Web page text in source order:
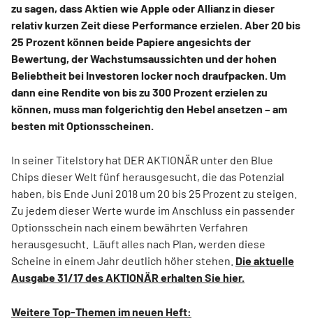
zu sagen, dass Aktien wie Apple oder Allianz in dieser
relativ kurzen Zeit diese Performance erzielen. Aber 20 bis
25 Prozent können beide Papiere angesichts der
Bewertung, der Wachstumsaussichten und der hohen
Beliebtheit bei Investoren locker noch draufpacken. Um
dann eine Rendite von bis zu 300 Prozent erzielen zu
können, muss man folgerichtig den Hebel ansetzen – am
besten mit Optionsscheinen.
In seiner Titelstory hat DER AKTIONÄR unter den Blue
Chips dieser Welt fünf herausgesucht, die das Potenzial
haben, bis Ende Juni 2018 um 20 bis 25 Prozent zu steigen.
Zu jedem dieser Werte wurde im Anschluss ein passender
Optionsschein nach einem bewährten Verfahren
herausgesucht. Läuft alles nach Plan, werden diese
Scheine in einem Jahr deutlich höher stehen. Die aktuelle
Ausgabe 31/17 des AKTIONÄR erhalten Sie hier.
Weitere Top-Themen im neuen Heft: